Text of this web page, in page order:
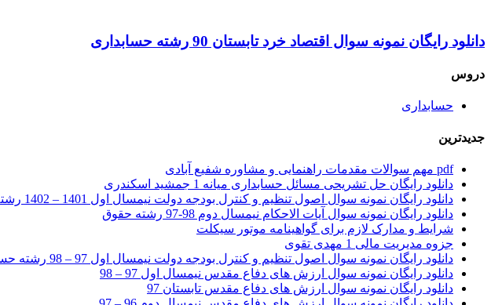
دانلود رایگان نمونه سوال اقتصاد خرد تابستان 90 رشته حسابداری
دروس
حسابداری
جدیدترین
pdf مهم سوالات مقدمات راهنمایی و مشاوره شفیع آبادی
دانلود رایگان حل تشریحی مسائل حسابداری میانه 1 جمشید اسکندری
دانلود رایگان نمونه سوال اصول تنظیم و کنترل بودجه دولت نیمسال اول 1401 – 1402 رشته حسابداری
دانلود رایگان نمونه سوال آیات الاحکام نیمسال دوم 98-97 رشته حقوق
شرایط و مدارک لازم برای گواهینامه موتور سیکلت
جزوه مدیریت مالی 1 مهدی تقوی
دانلود رایگان نمونه سوال اصول تنظیم و کنترل بودجه دولت نیمسال اول 97 – 98 رشته حسابداری
دانلود رایگان نمونه سوال ارزش های دفاع مقدس نیمسال اول 97 – 98
دانلود رایگان نمونه سوال ارزش های دفاع مقدس تابستان 97